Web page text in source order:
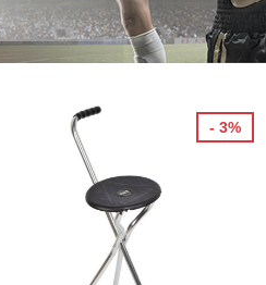
- 3%